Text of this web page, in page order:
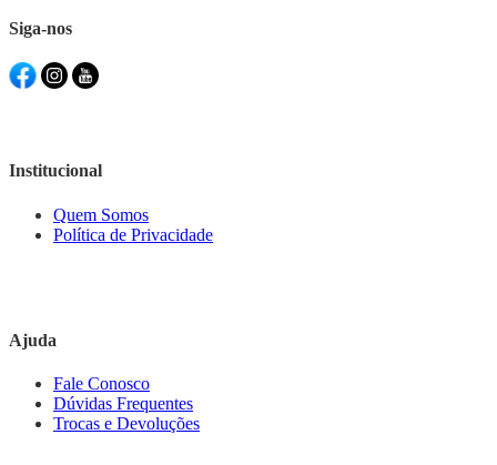
Siga-nos
Institucional
Quem Somos
Política de Privacidade
Ajuda
Fale Conosco
Dúvidas Frequentes
Trocas e Devoluções